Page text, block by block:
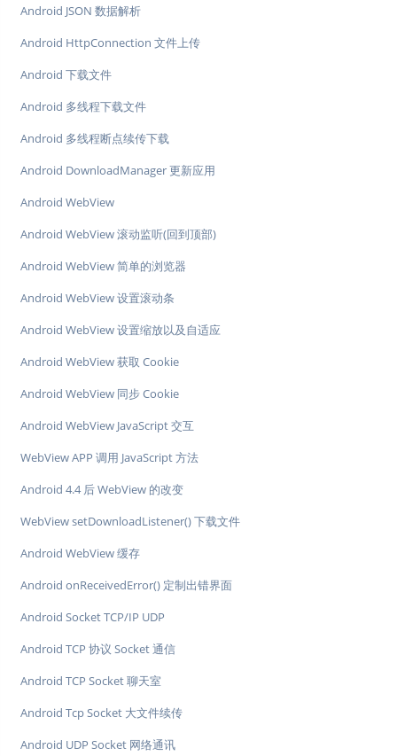
Android JSON 数据解析
Android HttpConnection 文件上传
Android 下载文件
Android 多线程下载文件
Android 多线程断点续传下载
Android DownloadManager 更新应用
Android WebView
Android WebView 滚动监听(回到顶部)
Android WebView 简单的浏览器
Android WebView 设置滚动条
Android WebView 设置缩放以及自适应
Android WebView 获取 Cookie
Android WebView 同步 Cookie
Android WebView JavaScript 交互
WebView APP 调用 JavaScript 方法
Android 4.4 后 WebView 的改变
WebView setDownloadListener() 下载文件
Android WebView 缓存
Android onReceivedError() 定制出错界面
Android Socket TCP/IP UDP
Android TCP 协议 Socket 通信
Android TCP Socket 聊天室
Android Tcp Socket 大文件续传
Android UDP Socket 网络通讯